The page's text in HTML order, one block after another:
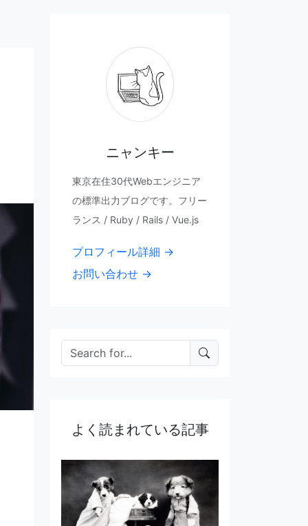
ニャンキー
東京在住30代Webエンジニア
の標準出力ブログです。フリー
ランス / Ruby / Rails / Vue.js
プロフィール詳細 →
お問い合わせ →
よく読まれている記事